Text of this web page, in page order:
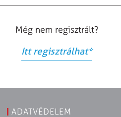
Még nem regisztrált?
Itt regisztrálhat*
ADATVÉDELEM